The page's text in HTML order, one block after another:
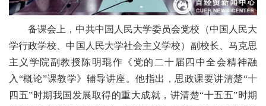
备课会上，中共中国人民大学委员会党校（中国人民大
学行政学校、中国人民大学社会主义学校）副校长、马克思
主义学院副教授陈明琨作《党的二十届四中全会精神融
入“概论”课教学》辅导讲座。他指出，思政课要讲清楚“十
四五”时期我国发展取得的重大成就，讲清楚“十五五”时期